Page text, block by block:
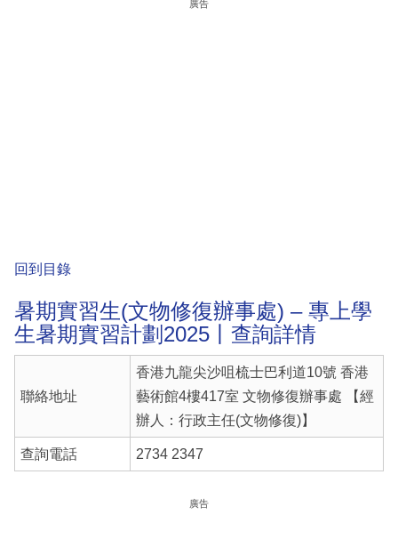
廣告
回到目錄
暑期實習生(文物修復辦事處) – 專上學
生暑期實習計劃2025丨查詢詳情
聯絡地址
香港九龍尖沙咀梳士巴利道10號 香港
藝術館4樓417室 文物修復辦事處 【經
辦人：行政主任(文物修復)】
查詢電話 2734 2347
廣告